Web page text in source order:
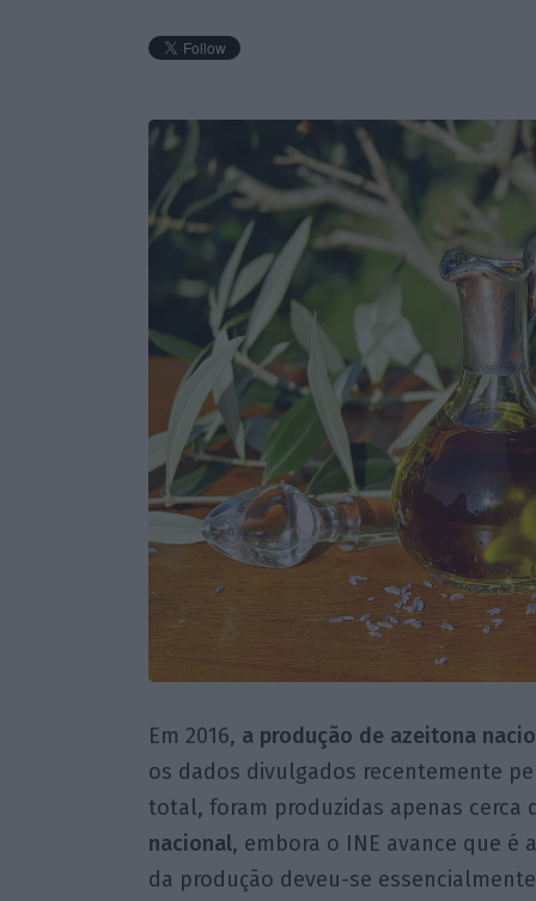
Em 2016, a produção de azeitona
os dados divulgados recentemente
total, foram produzidas apenas cerca
nacional, embora o INE avance que é
da produção deveu-se